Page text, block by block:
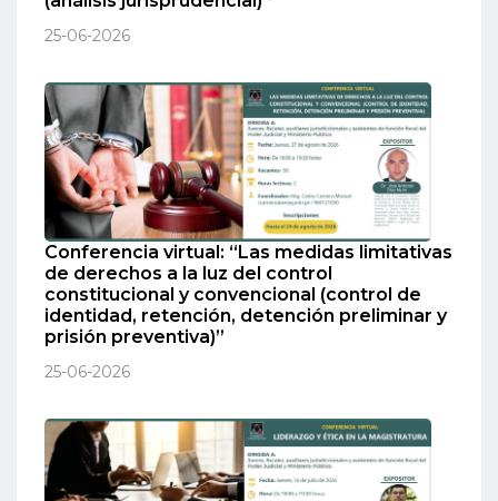
25-06-2026
Conferencia virtual: “Las medidas limitativas
de derechos a la luz del control
constitucional y convencional (control de
identidad, retención, detención preliminar y
prisión preventiva)”
25-06-2026